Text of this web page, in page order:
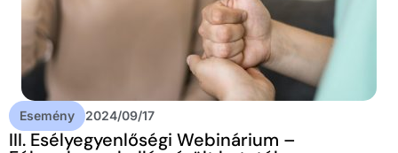
Esemény 2024/09/17
III. Esélyegyenlőségi Webinárium –